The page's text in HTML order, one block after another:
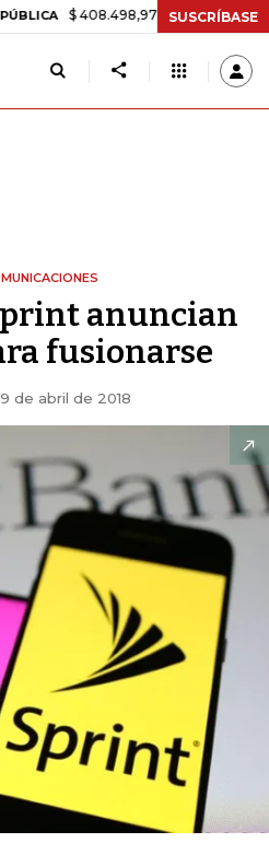
$ 408.498,97 +$ 8.753,81 +2,19%
SUSCRÍBASE
anuncian
fusionarse
de abril de 2018